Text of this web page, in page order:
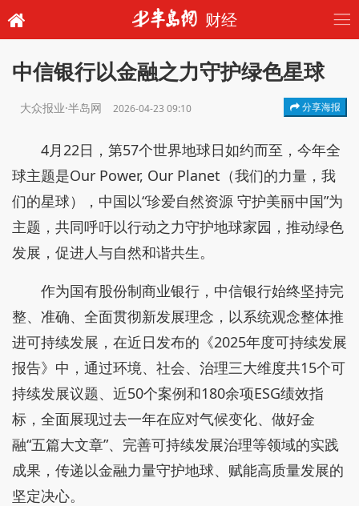
财经
中信银行以金融之力守护绿色星球
大众报业·半岛网 2026-04-23 09:10 分享海报
4月22日，第57个世界地球日如约而至，今年全
球主题是Our Power, Our Planet（我们的力量，我
们的星球），中国以“珍爱自然资源 守护美丽中国”为
主题，共同呼吁以行动之力守护地球家园，推动绿色
发展，促进人与自然和谐共生。
作为国有股份制商业银行，中信银行始终坚持完
整、准确、全面贯彻新发展理念，以系统观念整体推
进可持续发展，在近日发布的《2025年度可持续发展
报告》中，通过环境、社会、治理三大维度共15个可
持续发展议题、近50个案例和180余项ESG绩效指
标，全面展现过去一年在应对气候变化、做好金
融“五篇大文章”、完善可持续发展治理等领域的实践
成果，传递以金融力量守护地球、赋能高质量发展的
坚定决心。